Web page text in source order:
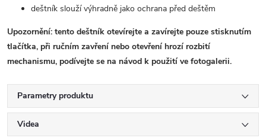
deštník slouží výhradně jako ochrana před deštěm
Upozornění: tento deštník otevírejte a zavírejte pouze stisknutím
tlačítka, při ručním zavření nebo otevření hrozí rozbití
mechanismu, podívejte se na návod k použití ve fotogalerii.
Parametry produktu
Videa